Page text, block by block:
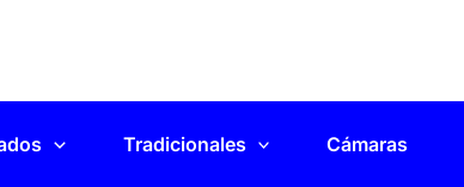
Tradicionales Cámaras